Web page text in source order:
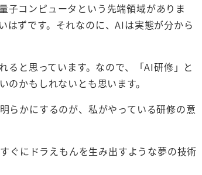
子コンピュータという先端領域がありま
はずです。それなのに、AIは実態が分から
と思っています。なので、「AI研修」と
かもしれないとも思います。
らかにするのが、私がやっている研修の意
ぐにドラえもんを生み出すような夢の技術